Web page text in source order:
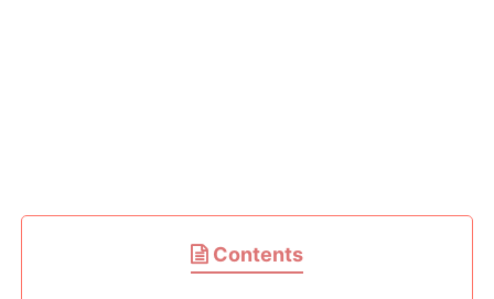
Contents